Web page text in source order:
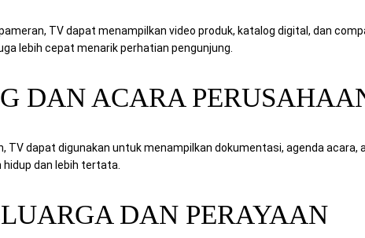
TV dapat menampilkan video produk, katalog digital, dan
lebih cepat menarik perhatian pengunjung.
DAN ACARA
TV dapat digunakan untuk menampilkan dokumentasi, agenda acara,
dan lebih tertata.
DAN PERAYAAN